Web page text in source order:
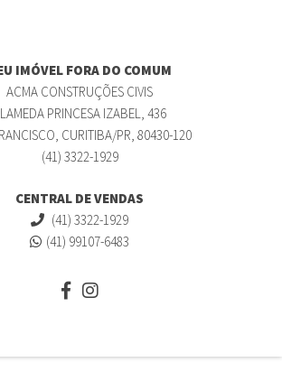
IMÓVEL FORA DO COMUM
ACMA CONSTRUÇÕES CIVIS
PRINCESA IZABEL, 436
CURITIBA/PR, 80430-120
(41) 3322-1929
CENTRAL DE VENDAS
(41) 3322-1929
(41) 99107-6483